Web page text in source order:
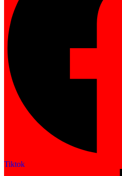
Tiktok